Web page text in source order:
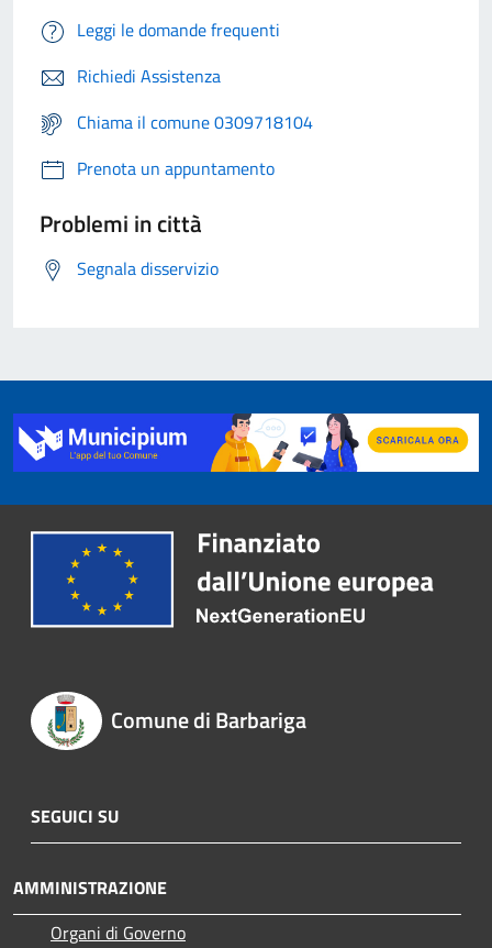
Leggi le domande frequenti
Richiedi Assistenza
Chiama il comune 0309718104
Prenota un appuntamento
Problemi in città
Segnala disservizio
Comune di Barbariga
SEGUICI SU
AMMINISTRAZIONE
Organi di Governo